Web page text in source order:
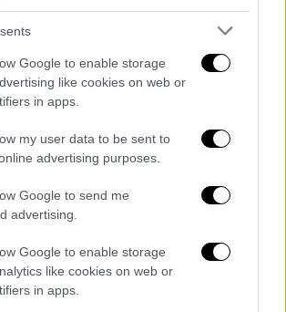
Google to enable storage
like cookies on web or
in apps.
my user data to be sent to
advertising purposes.
Google to send me
advertising.
Google to enable storage
like cookies on web or
in apps.
απλώς για τέχνη»
απλώς για τέχνη.
πολιτιστικόφαινόμενο που
γέφυρα ανάμεσα στους
τέχνης, των memes και της
κρυπτονομισμάτων»,
με καταγωγή από
Κίνας. Ξεκαθάρισε πως εννοεί
εμπειρίας » και για
θέση της στην ιστορία της
λαϊκήκουλτούρα